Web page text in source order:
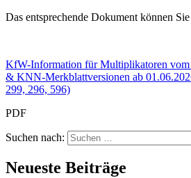
Das entsprechende Dokument können
KfW-Information für Multiplikatoren
& KNN-Merkblattversionen ab
299, 296, 596)
PDF
Suchen nach:
Neueste Beiträge